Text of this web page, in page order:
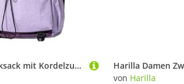
Harilla Rucksack mit Kordelzug, Tragetasche, multifunktionaler Tagesrucksack, Tennisrucksack, Tennistasche für Squashschläger, Fitnessstudio, Sport, Rosa Lila
von Harilla